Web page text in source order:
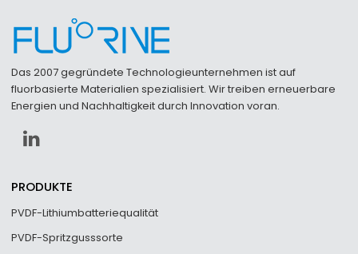
Das 2007 gegründete Technologieunternehmen ist auf
fluorbasierte Materialien spezialisiert. Wir treiben erneuerbare
Energien und Nachhaltigkeit durch Innovation voran.
PRODUKTE
PVDF-Lithiumbatteriequalität
PVDF-Spritzgusssorte